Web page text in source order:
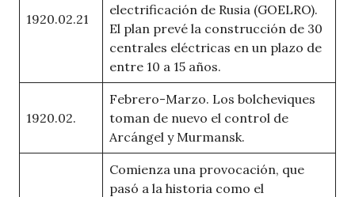
1920.02.21
electrificación de Rusia (GOELRO).
El plan prevé la construcción de 30
centrales eléctricas en un plazo de
entre 10 a 15 años.
1920.02.
Febrero-Marzo. Los bolcheviques
toman de nuevo el control de
Arcángel y Murmansk.
Comienza una provocación, que
pasó a la historia como el